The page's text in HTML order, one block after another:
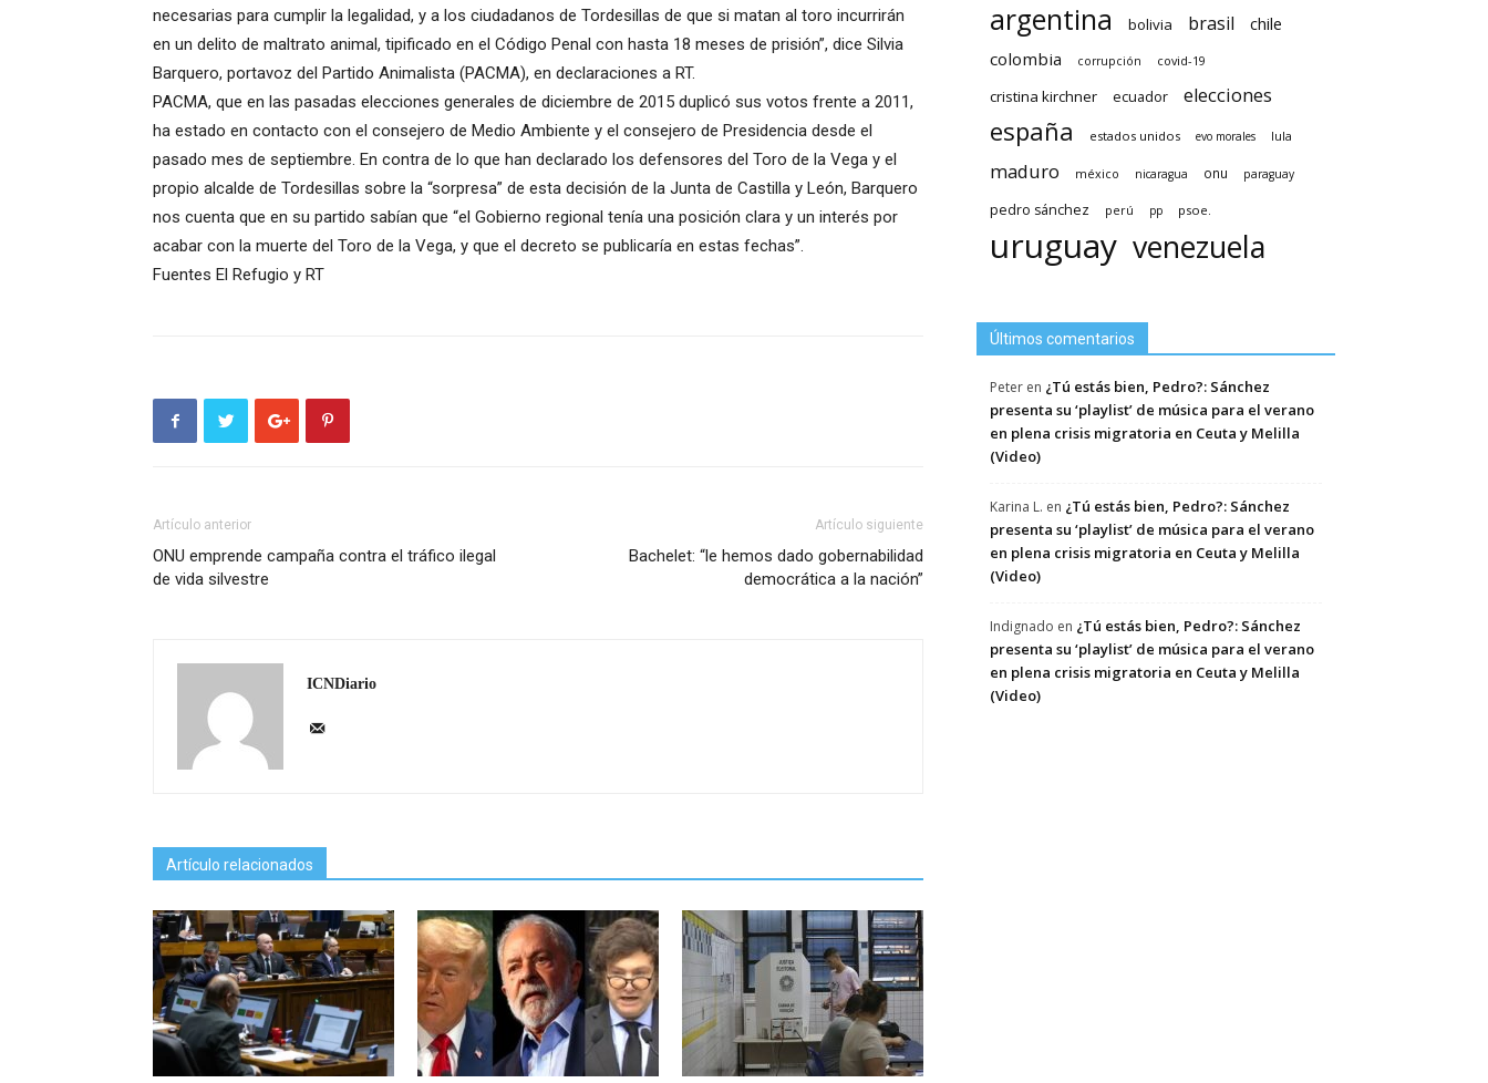
necesarias para cumplir la legalidad, y a los ciudadanos de Tordesillas de que si matan al toro incurrirán
en un delito de maltrato animal, tipificado en el Código Penal con hasta 18 meses de prisión”, dice Silvia
Barquero, portavoz del Partido Animalista (PACMA), en declaraciones a RT.
PACMA, que en las pasadas elecciones generales de diciembre de 2015 duplicó sus votos frente a 2011,
ha estado en contacto con el consejero de Medio Ambiente y el consejero de Presidencia desde el
pasado mes de septiembre. En contra de lo que han declarado los defensores del Toro de la Vega y el
propio alcalde de Tordesillas sobre la “sorpresa” de esta decisión de la Junta de Castilla y León, Barquero
nos cuenta que en su partido sabían que “el Gobierno regional tenía una posición clara y un interés por
acabar con la muerte del Toro de la Vega, y que el decreto se publicaría en estas fechas”.
Fuentes El Refugio y RT
Artículo anterior
ONU emprende campaña contra el tráfico ilegal
de vida silvestre
Artículo siguiente
Bachelet: “le hemos dado gobernabilidad
democrática a la nación”
ICNDiario
Artículo relacionados
argentina bolivia brasil
chile
colombia
corrupción covid-19
cristina kirchner ecuador elecciones
españa estados unidos evo morales lula
maduro méxico nicaragua onu paraguay
pedro sánchez perú pp psoe.
uruguay venezuela
Últimos comentarios
Peter en ¿Tú estás bien, Pedro?: Sánchez
presenta su ‘playlist’ de música para el verano
en plena crisis migratoria en Ceuta y Melilla
(Video)
Karina L. en ¿Tú estás bien, Pedro?: Sánchez
presenta su ‘playlist’ de música para el verano
en plena crisis migratoria en Ceuta y Melilla
(Video)
Indignado en ¿Tú estás bien, Pedro?: Sánchez
presenta su ‘playlist’ de música para el verano
en plena crisis migratoria en Ceuta y Melilla
(Video)